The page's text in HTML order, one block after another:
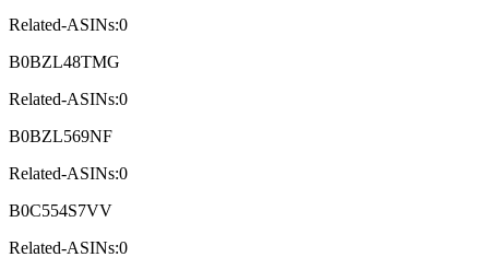
Related-ASINs:0
B0BZL48TMG
Related-ASINs:0
B0BZL569NF
Related-ASINs:0
B0C554S7VV
Related-ASINs:0